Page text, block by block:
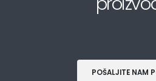
POŠALJITE NAM